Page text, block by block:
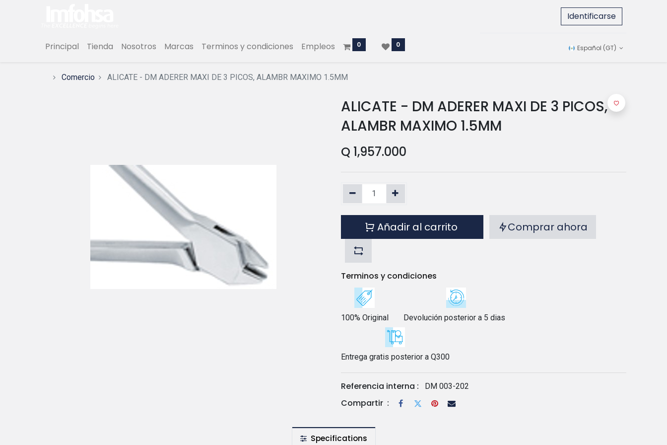
Identificarse
Principal Tienda Nosotros Marcas Terminos y condiciones Empleos 0 0 Español (GT)
Comercio ALICATE - DM ADERER MAXI DE 3 PICOS, ALAMBR MAXIMO 1.5MM
ALICATE - DM ADERER MAXI DE 3 PICOS,
ALAMBR MAXIMO 1.5MM
Q 1,957.000
Añadir al carrito Comprar ahora
Terminos y condiciones
100% Original Devolución posterior a 5 dias
Entrega gratis posterior a Q300
Referencia interna : DM 003-202
Compartir :
Specifications